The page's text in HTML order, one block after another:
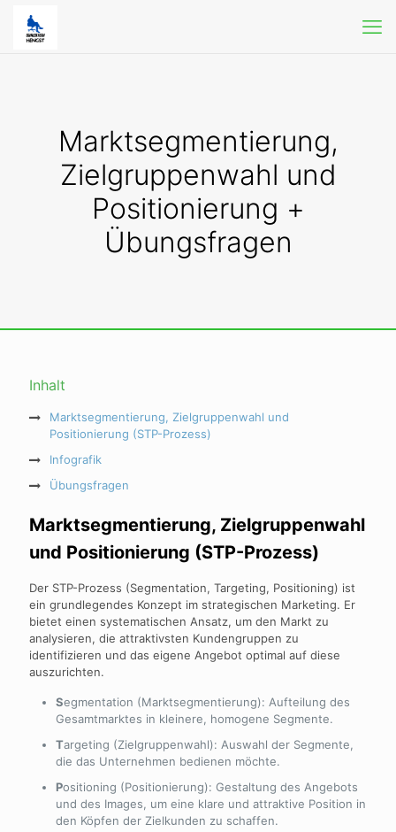
Marktsegmentierung,
Zielgruppenwahl und
Positionierung +
Übungsfragen
Inhalt
Marktsegmentierung, Zielgruppenwahl und
Positionierung (STP-Prozess)
Infografik
Übungsfragen
Marktsegmentierung, Zielgruppenwahl
und Positionierung (STP-Prozess)
Der STP-Prozess (Segmentation, Targeting, Positioning) ist
ein grundlegendes Konzept im strategischen Marketing. Er
bietet einen systematischen Ansatz, um den Markt zu
analysieren, die attraktivsten Kundengruppen zu
identifizieren und das eigene Angebot optimal auf diese
auszurichten.
Segmentation (Marktsegmentierung): Aufteilung des
Gesamtmarktes in kleinere, homogene Segmente.
Targeting (Zielgruppenwahl): Auswahl der Segmente,
die das Unternehmen bedienen möchte.
Positioning (Positionierung): Gestaltung des Angebots
und des Images, um eine klare und attraktive Position in
den Köpfen der Zielkunden zu schaffen.